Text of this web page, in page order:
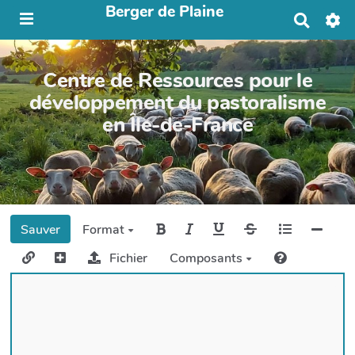
Berger de Plaine
h
e
r
c
h
e
r
Centre de Ressources pour le
développement du pastoralisme
en Île-de-France
Sauver
Format
Fichier
Composants